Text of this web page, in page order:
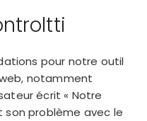
pour notre outil
notamment
écrit « Notre
problème avec le